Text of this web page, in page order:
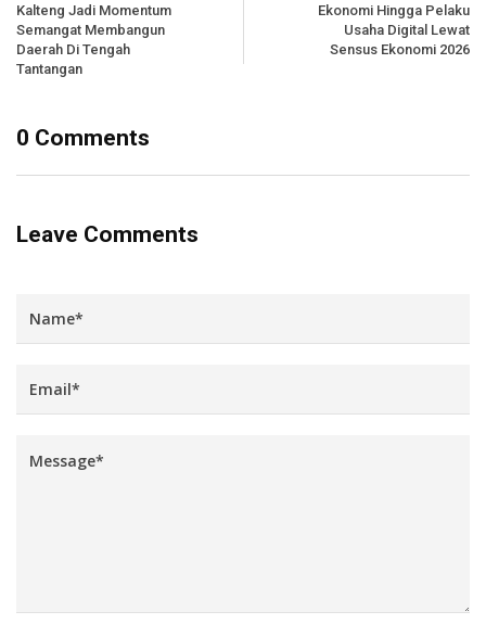
Kalteng Jadi Momentum
Semangat Membangun
Daerah Di Tengah
Tantangan
Ekonomi Hingga Pelaku
Usaha Digital Lewat
Sensus Ekonomi 2026
0 Comments
Leave Comments